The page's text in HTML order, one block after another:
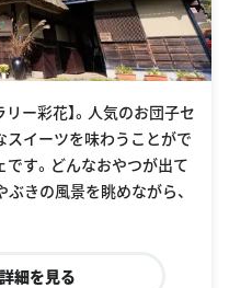
ー彩花】。人気のお団子セ
スイーツを味わうことがで
です。どんなおやつが出て
きの風景を眺めながら、
細を見る